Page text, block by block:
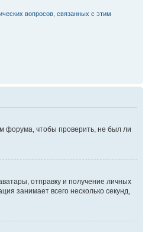
вопросов, связанных с этим
форума, чтобы проверить, не был ли
отправку и получение личных
занимает всего несколько секунд,